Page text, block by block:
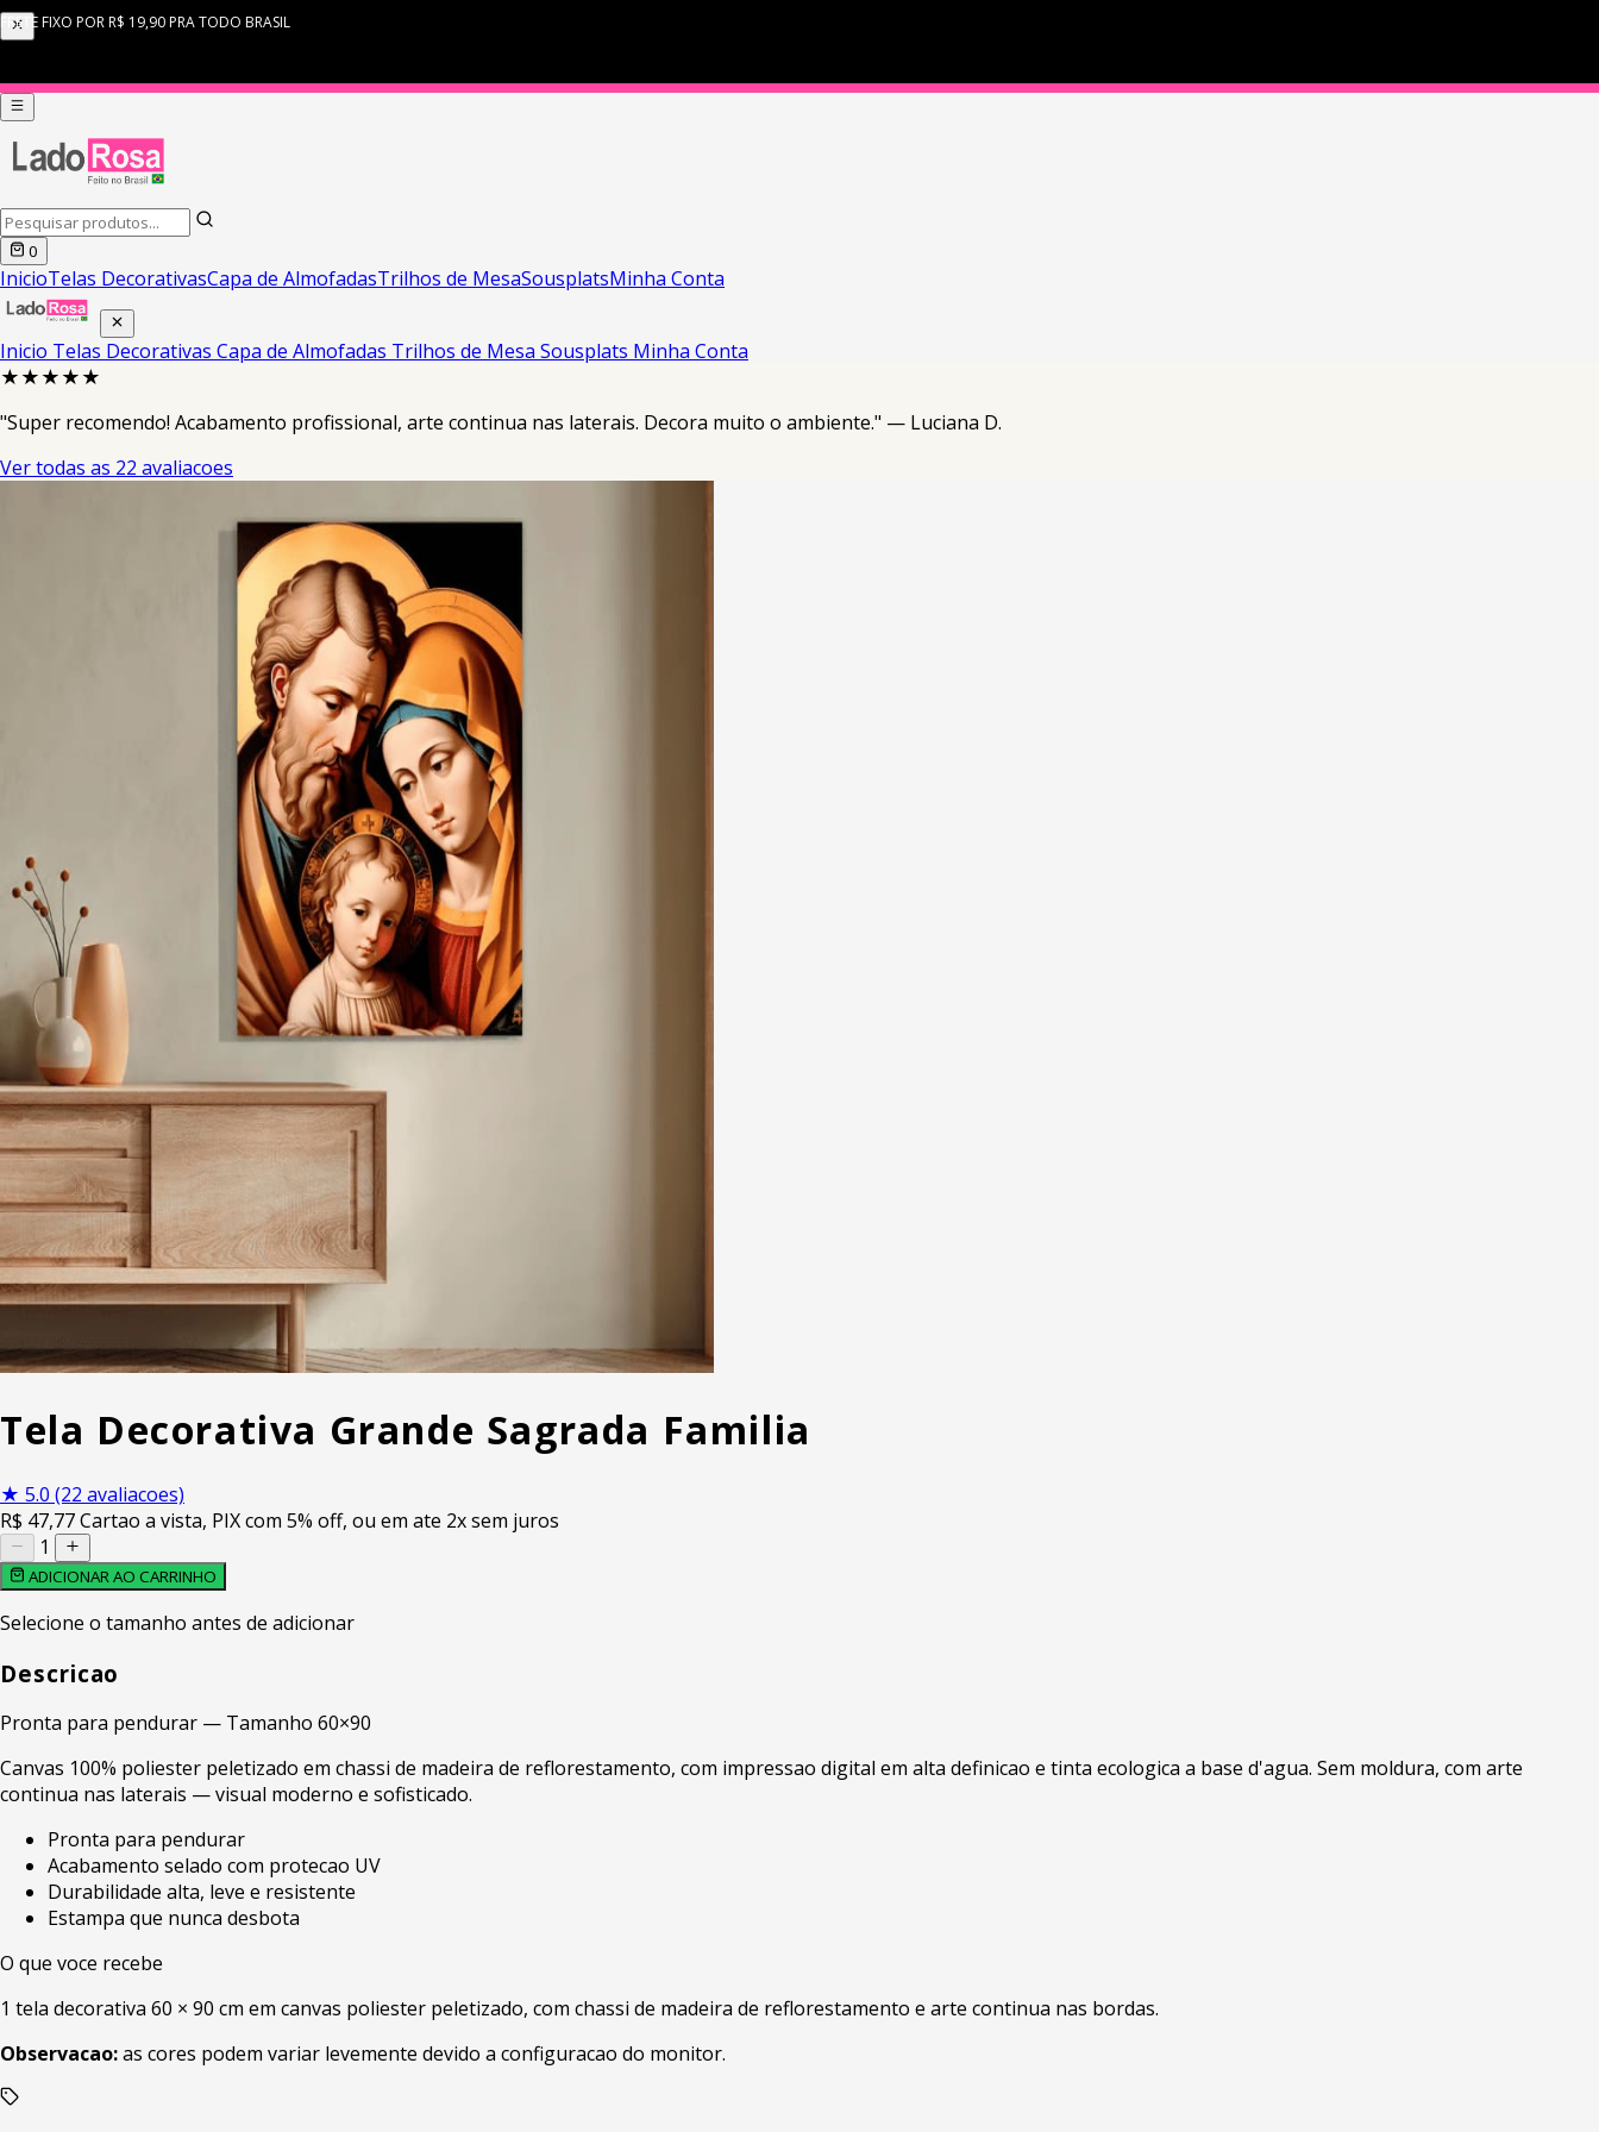
0
InicioTelas DecorativasCapa de AlmofadasTrilhos de MesaSousplatsMinha Conta
Inicio Telas Decorativas Capa de Almofadas Trilhos de Mesa Sousplats Minha Conta
★★★★★
"Super recomendo! Acabamento profissional, arte continua nas laterais. Decora muito o ambiente." — Luciana D.
Ver todas as 22 avaliacoes
Tela Decorativa Grande Sagrada Familia
★ 5.0 (22 avaliacoes)
R$ 47,77Cartao a vista, PIX com 5% off, ou em ate 2x sem juros
1
ADICIONAR AO CARRINHO
Selecione o tamanho antes de adicionar
Descricao
Pronta para pendurar — Tamanho 60×90
Canvas 100% poliester peletizado em chassi de madeira de reflorestamento, com impressao digital em alta definicao e tinta ecologica a base d'agua. Sem moldura, com arte
continua nas laterais — visual moderno e sofisticado.
Pronta para pendurar
Acabamento selado com protecao UV
Durabilidade alta, leve e resistente
Estampa que nunca desbota
O que voce recebe
1 tela decorativa 60 × 90 cm em canvas poliester peletizado, com chassi de madeira de reflorestamento e arte continua nas bordas.
Observacao:as cores podem variar levemente devido a configuracao do monitor.